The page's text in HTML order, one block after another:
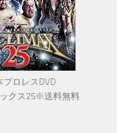
プロレスDVD
クス25※送料無料